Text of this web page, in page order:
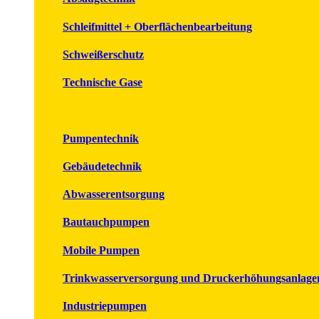
Schleifmittel + Oberflächenbearbeitung
Schweißerschutz
Technische Gase
Pumpentechnik
Gebäudetechnik
Abwasserentsorgung
Bautauchpumpen
Mobile Pumpen
Trinkwasserversorgung und
Industriepumpen